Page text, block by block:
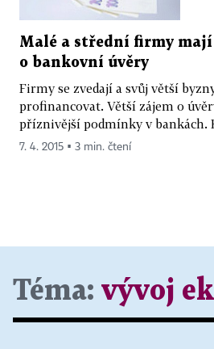
Malé a střední firmy mají
o bankovní úvěry
Firmy se zvedají a svůj větší
profinancovat. Větší zájem o
příznivější podmínky v bankách.
7. 4. 2015 ▪ 3 min. čtení
Téma: vývoj